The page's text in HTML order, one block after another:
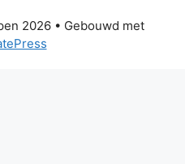
2026• Gebouwd met